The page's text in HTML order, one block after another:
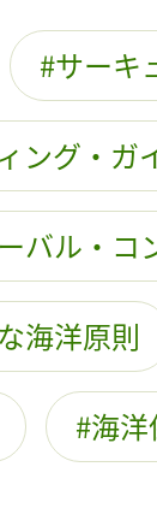
サーキ
ング・ガ
バル・コ
海洋原則
海